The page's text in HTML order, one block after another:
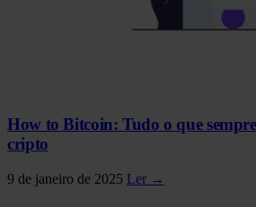
How to Bitcoin: Tudo o que
cripto
9 de janeiro de 2025 Ler →